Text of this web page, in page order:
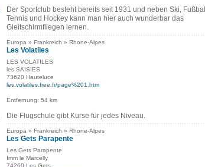
Der Sportclub besteht bereits seit 1931 und neben Ski,
Tennis und Hockey kann man hier auch wunderbar das
Gleitschirmfliegen lernen.
Europa » Frankreich » Rhone-Alpes
Les Volatiles
LES VOLATILES
les SAISIES
73620 Hauteluce
les.volatiles.free.fr/page%201.htm
Entfernung: 54 km
Die Flugschule gibt Kurse für jedes Niveau.
Europa » Frankreich » Rhone-Alpes
Les Gets Parapente
Les Gets Parapente
Imm le Marcelly
74260 Les Gets